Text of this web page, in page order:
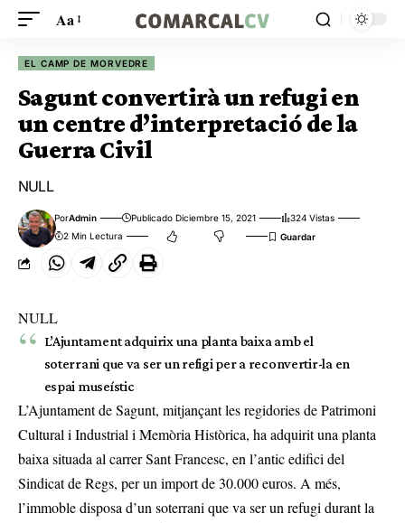
Aa
EL CAMP DE MORVEDRE
Sagunt convertirà un refugi en
un centre d’interpretació de la
Guerra Civil
NULL
PorAdmin Publicado Diciembre 15, 2021
324 Vistas
2 Min Lectura
NULL
L’Ajuntament adquirix una planta baixa amb el
soterrani que va ser un refigi per a reconvertir-la en
espai museístic
L’Ajuntament de Sagunt, mitjançant les regidories de Patrimoni
Cultural i Industrial i Memòria Històrica, ha adquirit una planta
baixa situada al carrer Sant Francesc, en l’antic edifici del
Sindicat de Regs, per un import de 30.000 euros. A més,
l’immoble disposa d’un soterrani que va ser un refugi durant la